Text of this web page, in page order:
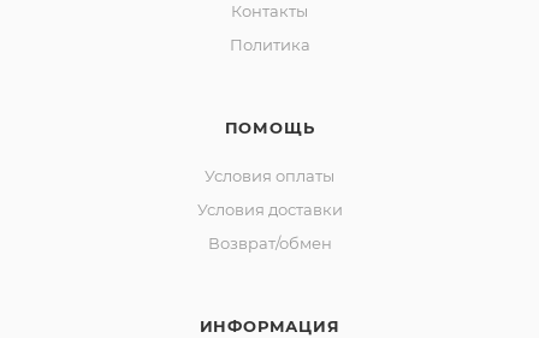
Контакты
Политика
ПОМОЩЬ
Условия оплаты
Условия доставки
Возврат/обмен
ИНФОРМАЦИЯ